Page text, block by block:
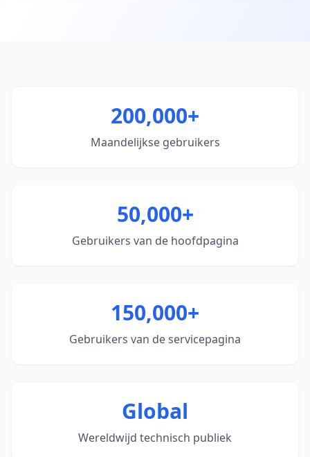
200,000+
Maandelijkse gebruikers
50,000+
Gebruikers van de hoofdpagina
150,000+
Gebruikers van de servicepagina
Global
Wereldwijd technisch publiek